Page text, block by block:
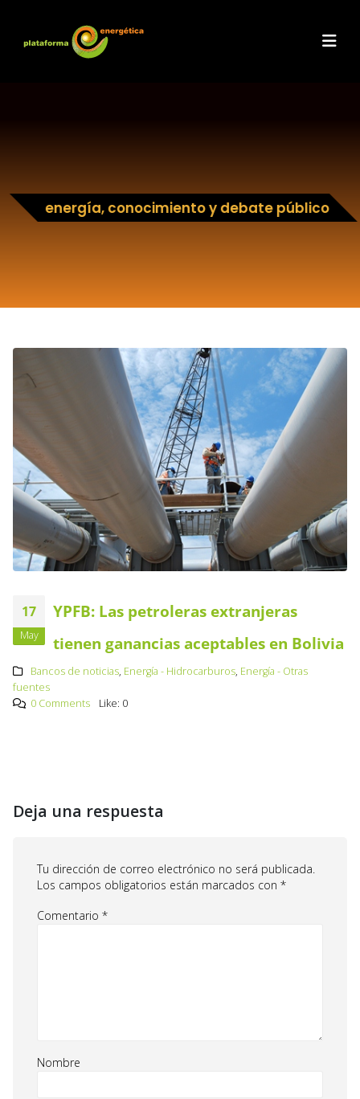
energía, conocimiento y debate público
17
May
YPFB: Las petroleras extranjeras
tienen ganancias aceptables en Bolivia
Bancos de noticias, Energía - Hidrocarburos, Energía - Otras
fuentes
0 Comments
Like: 0
Deja una respuesta
Tu dirección de correo electrónico no será publicada.
Los campos obligatorios están marcados con *
Comentario *
Nombre